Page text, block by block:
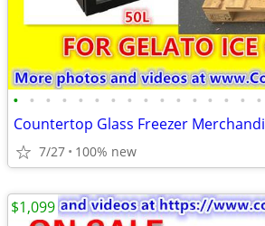
• • • • • • • • • • • • • • • •
7/27 100% new
$1,099